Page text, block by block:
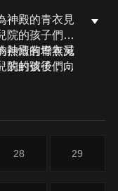
神殿的青衣見
院的孩子們一
熱情有增無減
的封號後，向
與奇異知識的
身屬貴族的卡
護梅茵的安
接受。
神殿的青衣見
院的孩子們一
的封號後，向
懷恨在心的貴
梅茵身邊配屬
屬貴族的卡
28 29